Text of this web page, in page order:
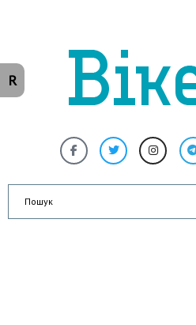
R